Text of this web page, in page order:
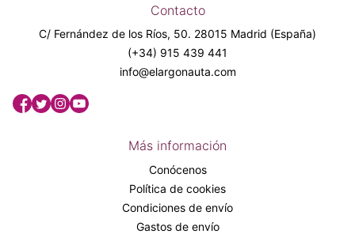
Contacto
C/ Fernández de los Ríos, 50. 28015 Madrid (España)
(+34) 915 439 441
info@elargonauta.com
Más información
Conócenos
Política de cookies
Condiciones de envío
Gastos de envío